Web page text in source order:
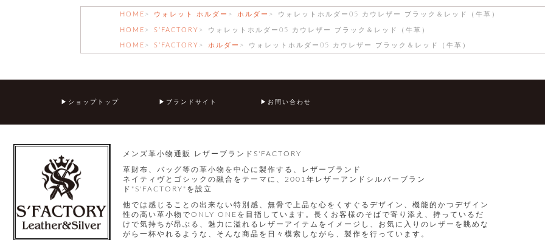
HOME ウォレット ホルダー ホルダー ウォレットホルダー05 カウレザー ブラック＆レッド（牛革）
HOME S’FACTORY ウォレットホルダー05 カウレザー ブラック＆レッド（牛革）
HOME S’FACTORY ホルダー ウォレットホルダー05 カウレザー ブラック＆レッド（牛革）
ショップトップ ブランドサイト お問い合わせ
メンズ革小物通販 レザーブランドS'FACTORY
革財布、バッグ等の革小物を中心に製作する、レザーブランド
ネイティヴとゴシックの融合をテーマに、2001年レザーアンドシルバーブラン
ド"S'FACTORY"を設立
他では感じることの出来ない特別感、無骨で上品な心をくすぐるデザイン、機能的かつデザイン
性の高い革小物でONLY ONEを目指しています。長くお客様のそばで寄り添え、持っているだ
けで気持ちが昂ぶる、魅力に溢れるレザーアイテムをイメージし、お気に入りのレザーを眺めな
がら一杯やれるような、そんな商品を日々模索しながら、製作を行っています。